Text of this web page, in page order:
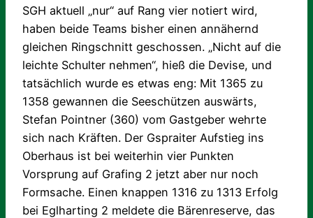
SGH aktuell „nur“ auf Rang vier notiert wird,
haben beide Teams bisher einen annähernd
gleichen Ringschnitt geschossen. „Nicht auf die
leichte Schulter nehmen“, hieß die Devise, und
tatsächlich wurde es etwas eng: Mit 1365 zu
1358 gewannen die Seeschützen auswärts,
Stefan Pointner (360) vom Gastgeber wehrte
sich nach Kräften. Der Gspraiter Aufstieg ins
Oberhaus ist bei weiterhin vier Punkten
Vorsprung auf Grafing 2 jetzt aber nur noch
Formsache. Einen knappen 1316 zu 1313 Erfolg
bei Eglharting 2 meldete die Bärenreserve, das